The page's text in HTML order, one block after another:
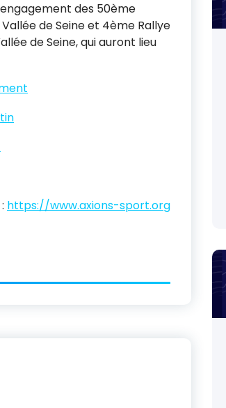
des 50ème
de Seine et 4ème Rallye
de Seine, qui auront lieu
https://www.axions-sport.org